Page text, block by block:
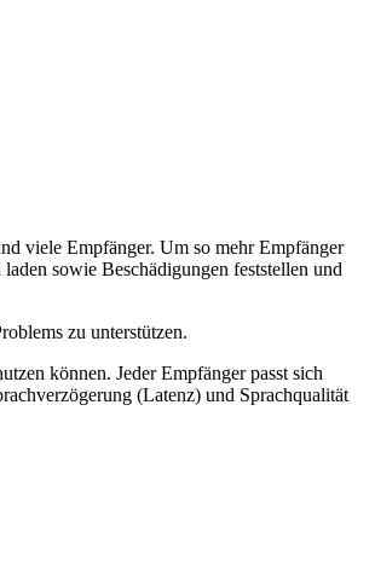
viele Empfänger. Um so mehr Empfänger
sowie Beschädigungen feststellen und
zu unterstützen.
können. Jeder Empfänger passt sich
(Latenz) und Sprachqualität